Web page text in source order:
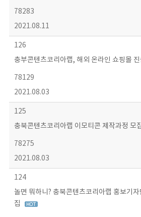
78283
2021.08.11
126
충부콘텐츠코리아랩, 해외 온라인 쇼핑몰
78129
2021.08.03
125
충북콘텐츠코리아랩 이모티콘 제작과정 모
78275
2021.08.03
124
놀면 뭐하니? 충북콘텐츠코리아랩 홍보기
집